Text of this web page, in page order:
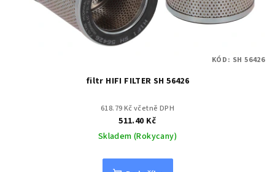
filtr HIFI FILTER SH 56426
618.79 Kč včetně DPH
511.40 Kč
Skladem (Rokycany)
KÓD: SH 56426